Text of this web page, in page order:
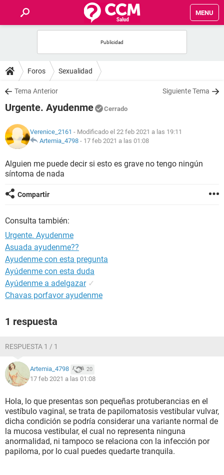
MENU
FOROS
SALUD
FAMILIA
NUTRICIÓN
BIENESTAR
SEXUALIDAD
GLOSARIO
Foros Sexualidad
Tema Anterior Siguiente Tema
Urgente. Ayudenme Cerrado
Verenice_2161 - Modificado el 22 feb 2021 a las 19:11
Artemia_4798 - 17 feb 2021 a las 01:08
Alguien me puede decir si esto es grave no tengo ningún
síntoma de nada
Compartir
Consulta también:
Urgente. Ayudenme
Asuada ayudenme??
Ayudenme con esta pregunta
Ayúdenme con esta duda
Ayúdenme a adelgazar ✓
Chavas porfavor ayudenme
1 respuesta
RESPUESTA 1 / 1
Artemia_4798 20
17 feb 2021 a las 01:08
Hola, lo que presentas son pequeñas protuberancias en el
vestíbulo vaginal, se trata de papilomatosis vestibular vulvar,
dicha condición se podría considerar una variante normal de
la mucosa vestibular, el cual no representa ninguna
anormalidad, ni tampoco se relaciona con la infección por
papiloma, por lo cual puedes quedarte tranquila.